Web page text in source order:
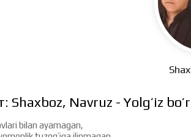
Shaxboz, Navruz - Yolg’iz
bilan ayamagan,